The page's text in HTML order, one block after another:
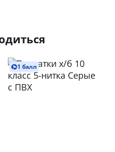
1 балл